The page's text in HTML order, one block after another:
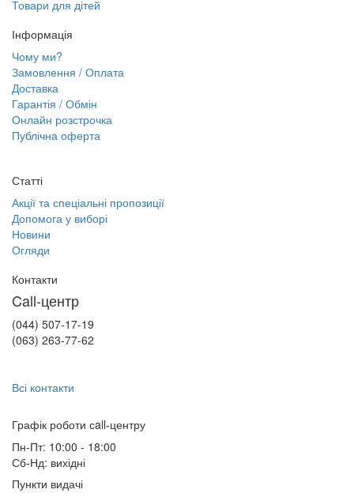
Товари для дітей
Інформація
Чому ми?
Замовлення / Оплата
Доставка
Гарантія / Обмін
Онлайн розстрочка
Публічна оферта
Статті
Акції та спеціальні пропозиції
Допомога у виборі
Новини
Огляди
Контакти
Call-центр
(044) 507-17-19
(063) 263-77-62
Всі контакти
Графік роботи сall-центру
Пн-Пт: 10:00 - 18:00
Сб-Нд: вихідні
Пункти видачі